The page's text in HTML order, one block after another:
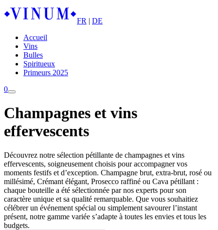
FR | DE
Accueil
Vins
Bulles
Spiritueux
Primeurs 2025
0
Champagnes et vins
effervescents
Découvrez notre sélection pétillante de champagnes et vins
effervescents, soigneusement choisis pour accompagner vos
moments festifs et d’exception. Champagne brut, extra-brut, rosé ou
millésimé, Crémant élégant, Prosecco raffiné ou Cava pétillant :
chaque bouteille a été sélectionnée par nos experts pour son
caractère unique et sa qualité remarquable. Que vous souhaitiez
célébrer un événement spécial ou simplement savourer l’instant
présent, notre gamme variée s’adapte à toutes les envies et tous les
budgets.